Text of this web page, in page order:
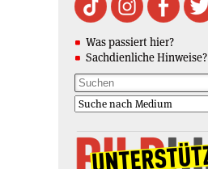
Was passiert hier?
Sachdienliche Hinweise?